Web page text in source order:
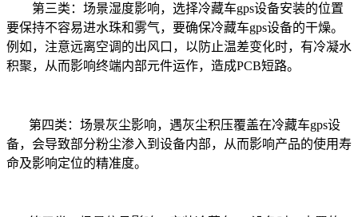
第三类：场景湿度影响，选择冷藏车gps设备安装的位置
要保持不容易进水珠和雾气，要确保冷藏车gps设备的干燥。
例如，注意远离空调的出风口，以防止温差变化时，有冷凝水
积聚，从而影响终端内部元件运作，造成PCB短路。
第四类：场景灰尘影响，遇灰尘积压覆盖在冷藏车gps设
备，会导致部分粉尘渗入到设备内部，从而影响产品的使用寿
命及影响定位的精准度。